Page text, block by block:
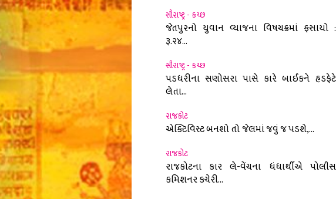
સૌરાષ્ટ્ર - કચ્છ
જેતપુરનો યુવાન વ્યાજના વિષચક્રમાં ફસાયો :
રૂ.૨૪...
સૌરાષ્ટ્ર - કચ્છ
પડધરીના સણોસરા પાસે કારે બાઈકને હડફેટે
લેતા...
રાજકોટ
એક્ટિવિસ્ટ બનશો તો જેલમાં જવું જ પડશે,...
રાજકોટ
રાજકોટના કાર લે-વેંચના ધંધાર્થીએ પોલીસ
કમિશનર કચેરી...